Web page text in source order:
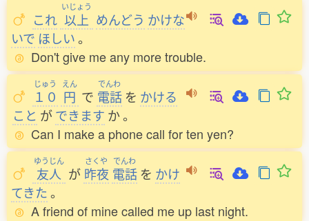
これ
いじょう
以上 めんどう かけな
いで ほしい。
Don't give me any more trouble.
じゅう
１０
えん
円 で
でんわ
電話 を かける
こと ができます か。
Can I make a phone call for ten yen?
ゆうじん
友人 が
さくや
昨夜
でんわ
電話 を かけ
てきた。
A friend of mine called me up last night.